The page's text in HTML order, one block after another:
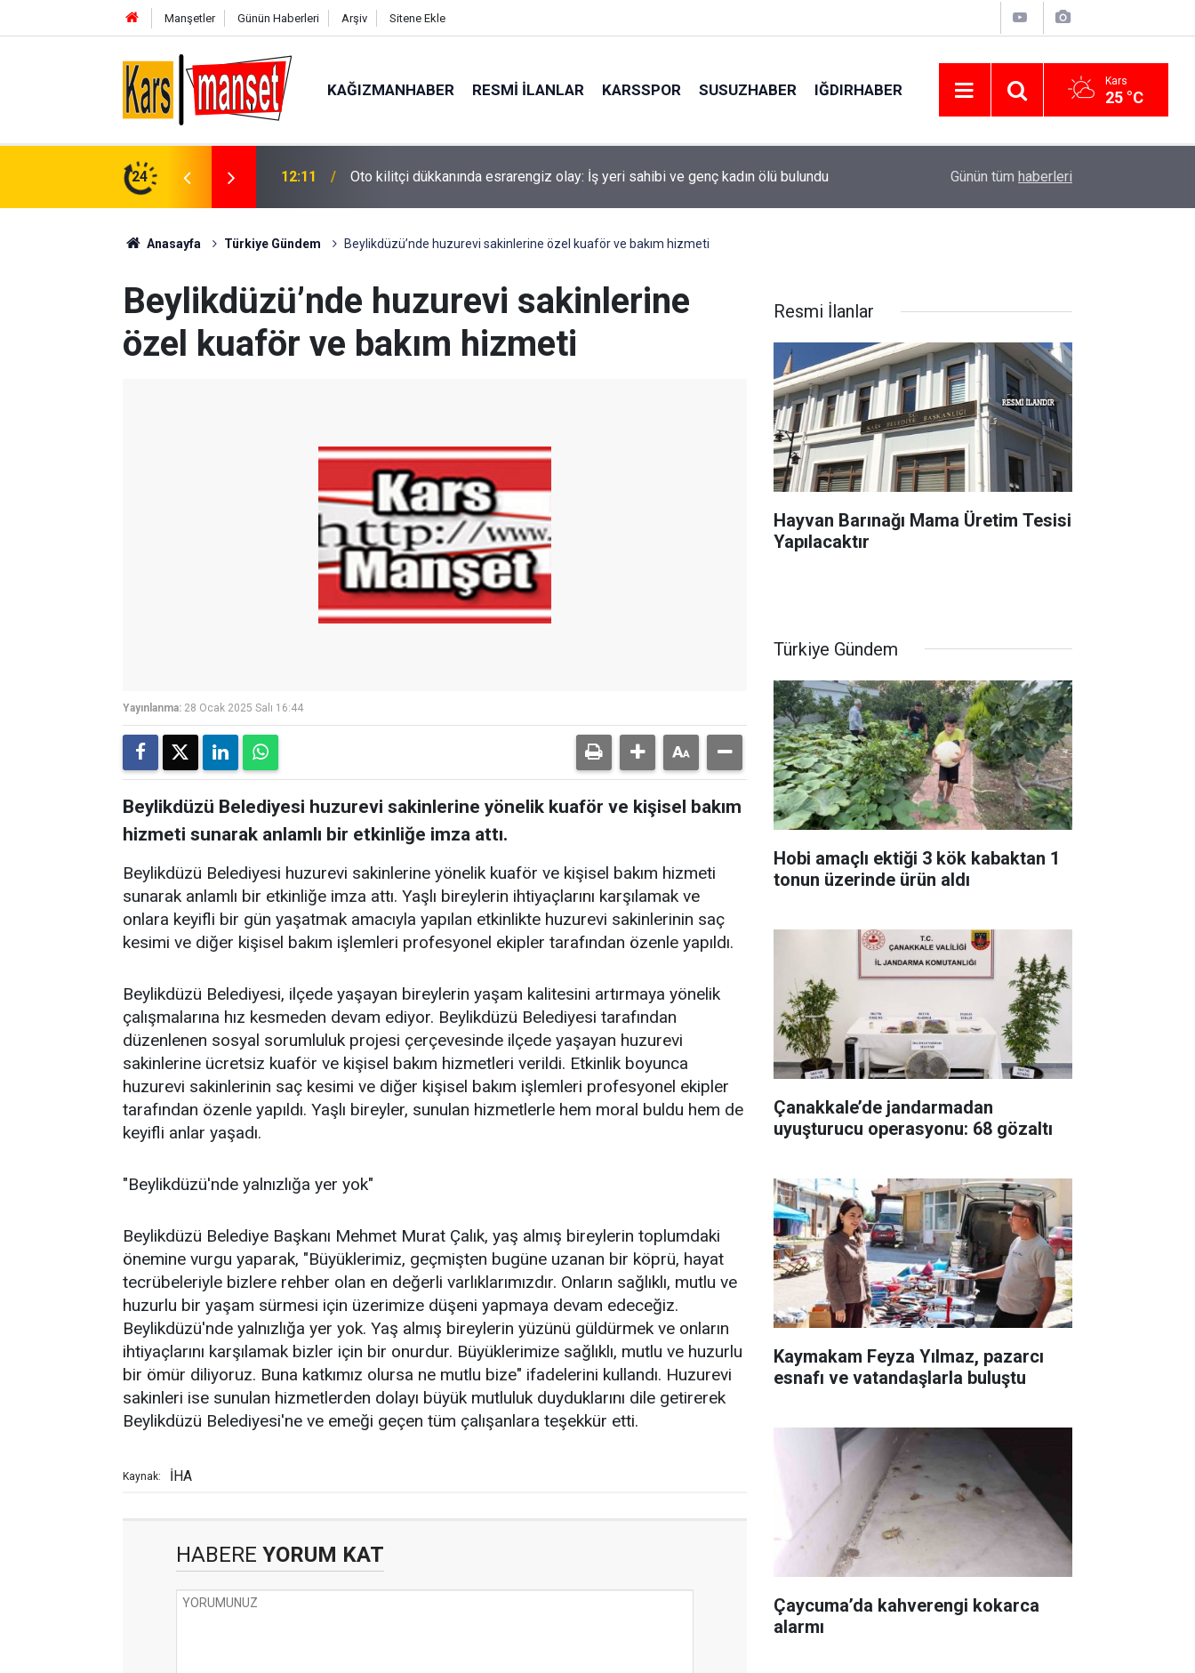
Manşetler Günün Haberleri Arşiv Sitene Ekle
KAĞIZMANHABER RESMI İLANLAR KARSSPOR SUSUZHABER IĞDIRHABER Kars
25 °C
24
12:11
Gercüş’te bal hasadı heyecanı: Üreticinin yüzü gülüyor Tarihi hamamda korkutan yangın
Günün tüm haberleri
Anasayfa Türkiye Gündem Beylikdüzü’nde huzurevi sakinlerine özel kuaför ve bakım hizmeti
Beylikdüzü’nde huzurevi sakinlerine
özel kuaför ve bakım hizmeti
Yayınlanma: 28 Ocak 2025 Salı 16:44
Beylikdüzü Belediyesi huzurevi sakinlerine yönelik kuaför ve kişisel bakım
hizmeti sunarak anlamlı bir etkinliğe imza attı.
Beylikdüzü Belediyesi huzurevi sakinlerine yönelik kuaför ve kişisel bakım hizmeti
sunarak anlamlı bir etkinliğe imza attı. Yaşlı bireylerin ihtiyaçlarını karşılamak ve
onlara keyifli bir gün yaşatmak amacıyla yapılan etkinlikte huzurevi sakinlerinin saç
kesimi ve diğer kişisel bakım işlemleri profesyonel ekipler tarafından özenle yapıldı.
Beylikdüzü Belediyesi, ilçede yaşayan bireylerin yaşam kalitesini artırmaya yönelik
çalışmalarına hız kesmeden devam ediyor. Beylikdüzü Belediyesi tarafından
düzenlenen sosyal sorumluluk projesi çerçevesinde ilçede yaşayan huzurevi
sakinlerine ücretsiz kuaför ve kişisel bakım hizmetleri verildi. Etkinlik boyunca
huzurevi sakinlerinin saç kesimi ve diğer kişisel bakım işlemleri profesyonel ekipler
tarafından özenle yapıldı. Yaşlı bireyler, sunulan hizmetlerle hem moral buldu hem de
keyifli anlar yaşadı.
"Beylikdüzü'nde yalnızlığa yer yok"
Beylikdüzü Belediye Başkanı Mehmet Murat Çalık, yaş almış bireylerin toplumdaki
önemine vurgu yaparak, "Büyüklerimiz, geçmişten bugüne uzanan bir köprü, hayat
tecrübeleriyle bizlere rehber olan en değerli varlıklarımızdır. Onların sağlıklı, mutlu ve
huzurlu bir yaşam sürmesi için üzerimize düşeni yapmaya devam edeceğiz.
Beylikdüzü'nde yalnızlığa yer yok. Yaş almış bireylerin yüzünü güldürmek ve onların
ihtiyaçlarını karşılamak bizler için bir onurdur. Büyüklerimize sağlıklı, mutlu ve huzurlu
bir ömür diliyoruz. Buna katkımız olursa ne mutlu bize" ifadelerini kullandı. Huzurevi
sakinleri ise sunulan hizmetlerden dolayı büyük mutluluk duyduklarını dile getirerek
Beylikdüzü Belediyesi'ne ve emeği geçen tüm çalışanlara teşekkür etti.
Kaynak: İHA
HABERE YORUM KAT
Resmi İlanlar
Hayvan Barınağı Mama Üretim Tesisi
Yapılacaktır
Türkiye Gündem
Hobi amaçlı ektiği 3 kök kabaktan 1
tonun üzerinde ürün aldı
Çanakkale’de jandarmadan
uyuşturucu operasyonu: 68 gözaltı
Kaymakam Feyza Yılmaz, pazarcı
esnafı ve vatandaşlarla buluştu
Çaycuma’da kahverengi kokarca
alarmı